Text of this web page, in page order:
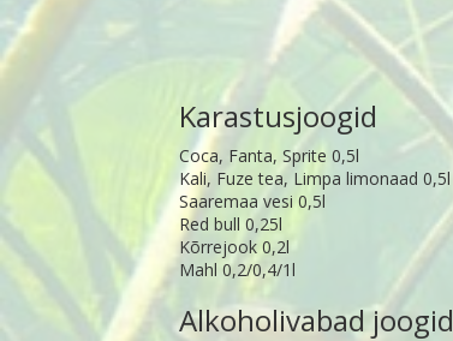
Karastusjoogid
Coca, Fanta, Sprite 0,5l
Kali, Fuze tea, Limpa limonaad 0,5l
Saaremaa vesi 0,5l
Red bull 0,25l
Kõrrejook 0,2l
Mahl 0,2/0,4/1l
Alkoholivabad joogid